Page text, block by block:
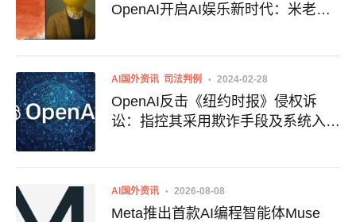
OpenAI开启AI娱乐新时代：米老
AI国外资讯 司法判例 2024-02-28
OpenAI反击《纽约时报》侵权诉
讼：指控其采用欺诈手段及系统入侵
AI国外资讯 2026-08-08
Meta推出首款AI编程智能体Muse